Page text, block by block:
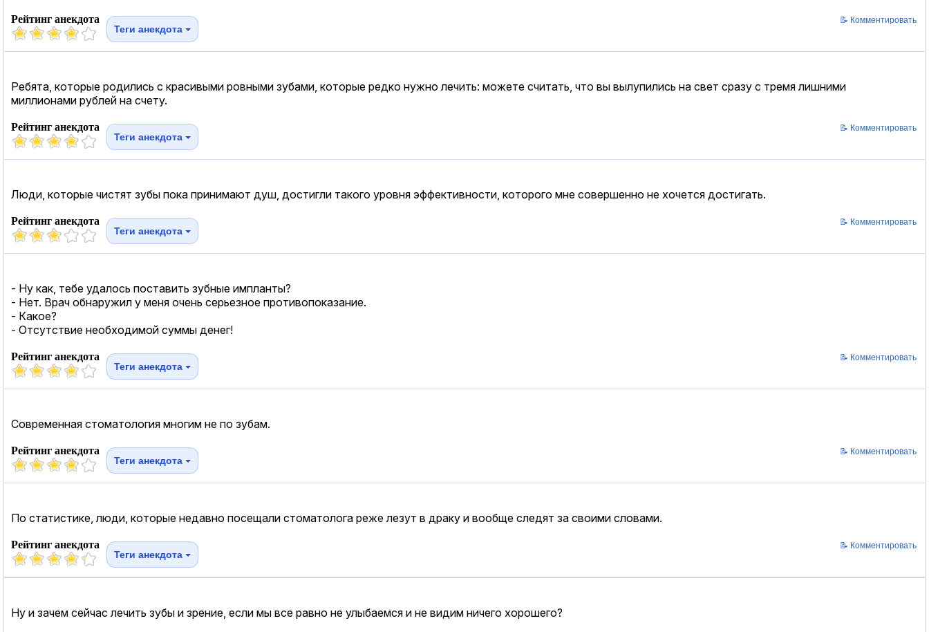
Рейтинг анекдота
Теги анекдота
📝 Комментировать
Ребята, которые родились с красивыми ровными зубами, которые редко нужно лечить: можете считать, что вы вылупились на свет сразу с тремя лишними
миллионами рублей на счету.
Рейтинг анекдота
Теги анекдота
📝 Комментировать
Люди, которые чистят зубы пока принимают душ, достигли такого уровня эффективности, которого мне совершенно не хочется достигать.
Рейтинг анекдота
Теги анекдота
📝 Комментировать
- Ну как, тебе удалось поставить зубные импланты?
- Нет. Врач обнаружил у меня очень серьезное противопоказание.
- Какое?
- Отсутствие необходимой суммы денег!
Рейтинг анекдота
Теги анекдота
📝 Комментировать
Современная стоматология многим не по зубам.
Рейтинг анекдота
Теги анекдота
📝 Комментировать
По статистике, люди, которые недавно посещали стоматолога реже лезут в драку и вообще следят за своими словами.
Рейтинг анекдота
Теги анекдота
📝 Комментировать
Ну и зачем сейчас лечить зубы и зрение, если мы все равно не улыбаемся и не видим ничего хорошего?